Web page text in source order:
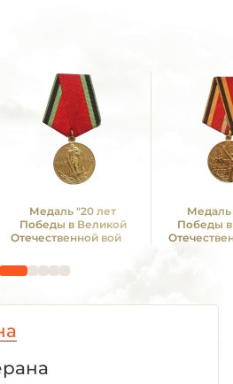
Медаль "20 лет
Победы в Великой
Отечественной войне
Медаль
Победы